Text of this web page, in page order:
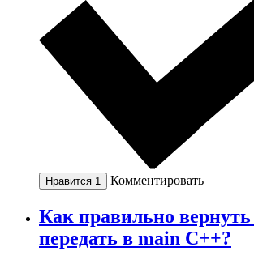
Нравится 1 Комментировать
Как правильно
передать в main C++?